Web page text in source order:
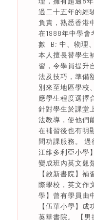
過二十五年的經
負責，熟悉香港
在1988年中學會
數: B; 中、物理
本人擅長替學生
習，令學員提升
法及技巧，準備
別來至地區學校
應學生程度選擇
針對學生於課堂
法教導，使他們
在補習後也有明
問功課服務。
江維多利亞小學
變成班內英文翹
【啟新書院】
際學校，英文作
學】曾有學員由
【伍華小學】成
英華書院。 【男